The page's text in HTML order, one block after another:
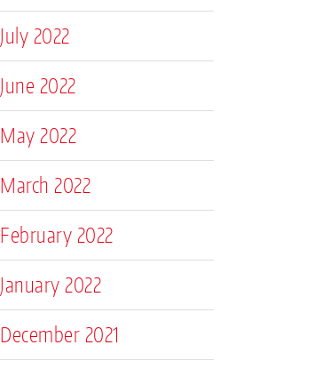
July 2022
June 2022
May 2022
March 2022
February 2022
January 2022
December 2021